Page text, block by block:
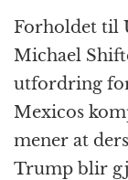
Forholdet til
Michael
utfordring
Mexicos
mener at
Trump blir